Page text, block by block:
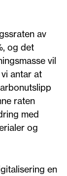
av
og det
vil
antar at
raten
med
og
en